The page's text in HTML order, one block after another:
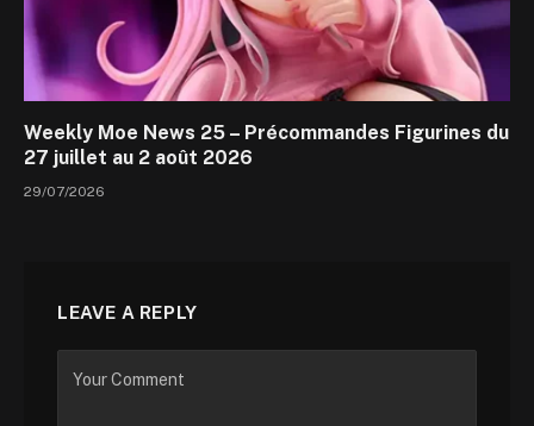
Weekly Moe News 25 – Précommandes Figurines du
27 juillet au 2 août 2026
29/07/2026
LEAVE A REPLY